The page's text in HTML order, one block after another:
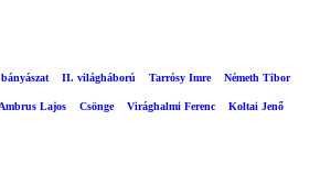
bányászat II. világháború Tarrósy Imre Németh Tibor
Lajos Csönge Virághalmi Ferenc Koltai Jenő